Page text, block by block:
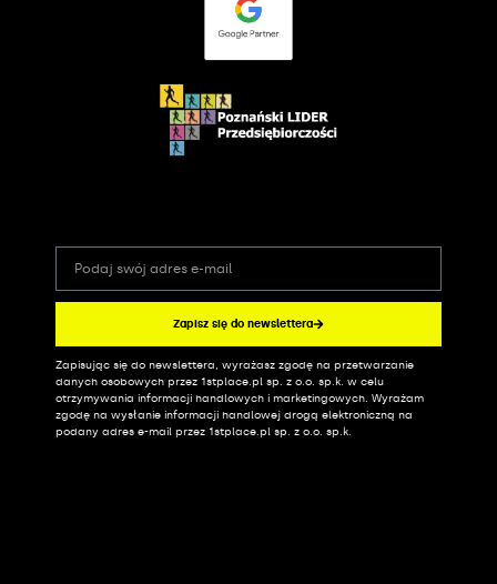
Zapisz się do newslettera
Alternative:
Zapisując się do newslettera, wyrażasz zgodę na przetwarzanie
danych osobowych przez 1stplace.pl sp. z o.o. sp.k. w celu
otrzymywania informacji handlowych i marketingowych. Wyrażam
zgodę na wysłanie informacji handlowej drogą elektroniczną na
podany adres e-mail przez 1stplace.pl sp. z o.o. sp.k.